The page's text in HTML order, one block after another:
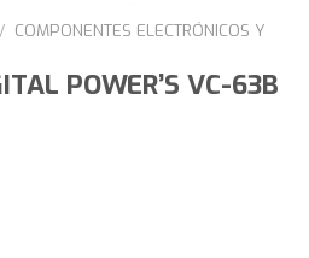
/ COMPONENTES ELECTRÓNICOS Y
POWER’S VC-63B